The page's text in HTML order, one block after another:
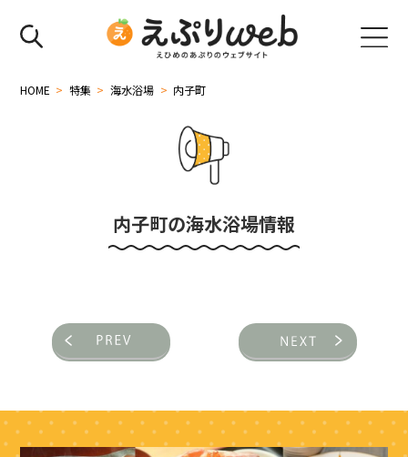
HOME > 特集 > 海水浴場 > 内子町
内子町の海水浴場情報